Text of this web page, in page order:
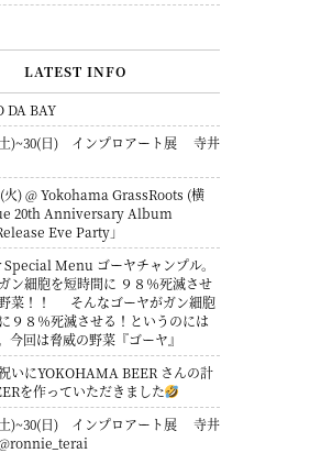
LATEST INFO
DA BAY
土)~30(日) インプロアート展 寺井
火) @ Yokohama GrassRoots (横
20th Anniversary Album
Eve Party」
Menu ゴーヤチャンプル。
ン細胞を短時間に ９８％死滅させ
菜！！ そんなゴーヤがガン細胞
９８％死滅させる！というのには
今回は脅威の野菜『ゴーヤ』
いにYOKOHAMA BEER さんの計
を作っていただきました
土)~30(日) インプロアート展 寺井